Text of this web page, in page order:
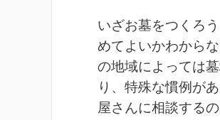
いざお墓をつくろ
めてよいかわから
の地域によっては
り、特殊な慣例が
屋さんに相談する